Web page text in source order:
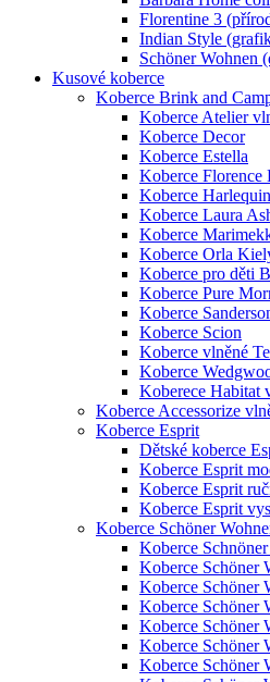
Florentine 3
Indian Style
Schöner Wohnen
Kusové koberce
Koberce Brink and
Koberce Atelier
Koberce Decor
Koberce Estella
Koberce Florence
Koberce Harlequin
Koberce Laura
Koberce
Koberce Orla
Koberce pro děti
Koberce Pure
Koberce
Koberce Scion
Koberce vlněné
Koberce
Koberece Habitat
Koberce Accessorize
Koberce Esprit
Dětské koberce
Koberce Esprit
Koberce Esprit
Koberce Esprit
Koberce Schöner
Koberce
Koberce Schöner
Koberce Schöner
Koberce Schöner
Koberce Schöner
Koberce Schöner
Koberce Schöner